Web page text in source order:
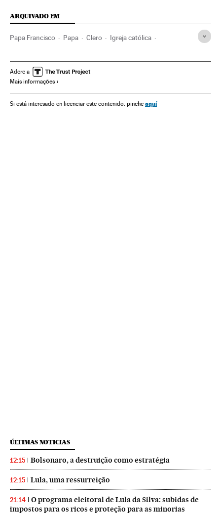
ARQUIVADO EM
Papa Francisco Papa Clero Igreja católica
Adere a
Mais informações
Si está interesado en licenciar este contenido, pinche aquí
ÚLTIMAS NOTICIAS
12:15 Bolsonaro, a destruição como estratégia
12:15 Lula, uma ressurreição
21:14
O programa eleitoral de Lula da Silva: subidas de
impostos para os ricos e proteção para as minorias